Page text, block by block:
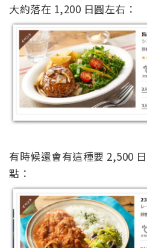
大約落在 1,200 日圓左右：
有時候還會有這種要 2,500
點：